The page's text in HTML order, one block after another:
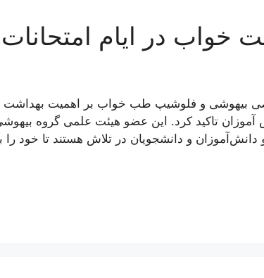
خواب در ایام امتحانات
بیهوشی و فلوشیپ طب خواب بر اهمیت
آموزان تاکید کرد. این عضو هیئت علمی گروه
و دانشجویان در تلاش هستند تا خود را